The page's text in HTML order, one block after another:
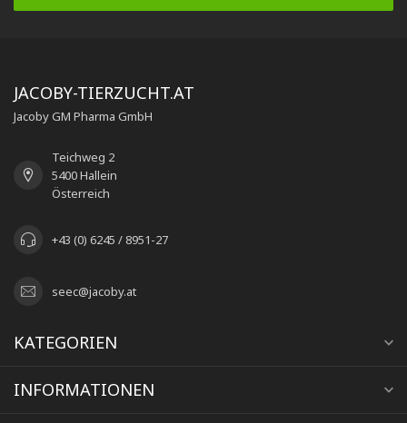
JACOBY-TIERZUCHT.AT
Jacoby GM Pharma GmbH
Teichweg 2
5400 Hallein
Österreich
+43 (0) 6245 / 8951-27
seec@jacoby.at
KATEGORIEN
INFORMATIONEN